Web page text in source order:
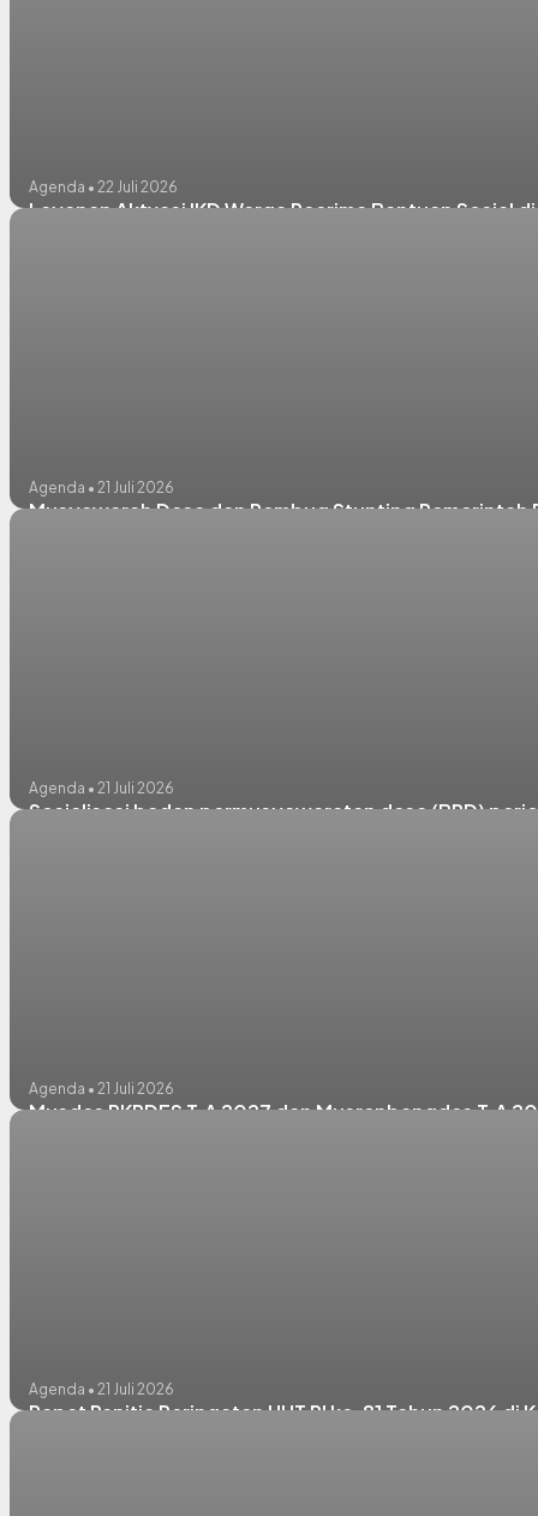
Agenda • 22 Juli 2026
Layanan Aktvasi IKD Warga Peerima Bantuan Sosial
Agenda • 21 Juli 2026
Musyawarah Desa dan Rembug Stunting Pemerintah
Agenda • 21 Juli 2026
Sosialisasi badan permusyawaratan desa (BPD)
Agenda • 21 Juli 2026
Musdes RKPDES T.A 2027 dan Musrenbangdes T.A
Agenda • 21 Juli 2026
Rapat Panitia Peringatan HUT RI ke-81 Tahun 2026 di